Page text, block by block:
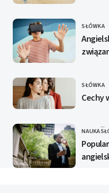
KATEGORIE
SŁÓWKA
KATEGORIE
SŁÓWKA
Cechy
NAUKA